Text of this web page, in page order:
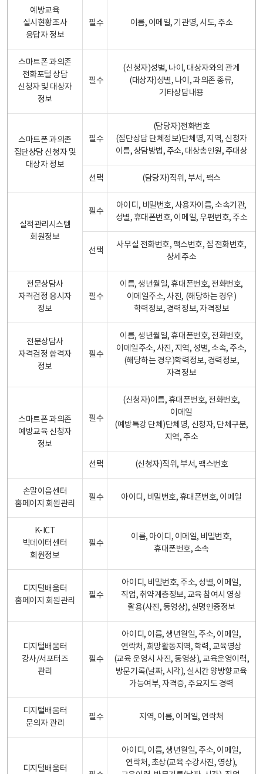
예방교육
실시현황조사
응답자 정보
필수 이름, 이메일, 기관명, 시도, 주소
스마트폰 과의존
전화포털 상담
신청자 및 대상자
정보
필수
(신청자)성별, 나이, 대상자와의 관계
(대상자)성별, 나이, 과의존 종류,
기타상담내용
스마트폰 과의존
집단상담 신청자 및
대상자 정보
필수
(담당자)전화번호
(집단상담 단체정보)단체명, 지역, 신청자
이름, 상담방법, 주소, 대상총인원, 주대상
선택 (담당자)직위, 부서, 팩스
실적관리시스템
회원정보
필수
아이디, 비밀번호, 사용자이름, 소속기관,
성별, 휴대폰번호, 이메일, 우편번호, 주소
선택
사무실 전화번호, 팩스번호, 집 전화번호,
상세주소
전문상담사
자격검정 응시자
정보
필수
이름, 생년월일, 휴대폰번호, 전화번호,
이메일주소, 사진, (해당하는 경우)
학력정보, 경력정보, 자격정보
전문상담사
자격검정 합격자
정보
필수
이름, 생년월일, 휴대폰번호, 전화번호,
이메일주소, 사진, 지역, 성별, 소속, 주소,
(해당하는 경우)학력정보, 경력정보,
자격정보
스마트폰 과의존
예방교육 신청자
정보
필수
(신청자)이름, 휴대폰번호, 전화번호,
이메일
(예방특강 단체)단체명, 신청자, 단체구분,
지역, 주소
선택 (신청자)직위, 부서, 팩스번호
손말이음센터
홈페이지 회원관리
필수 아이디, 비밀번호, 휴대폰번호, 이메일
K-ICT
빅데이터센터
회원정보
필수
이름, 아이디, 이메일, 비밀번호,
휴대폰번호, 소속
디지털배움터
홈페이지 회원관리
필수
아이디, 비밀번호, 주소, 성별, 이메일,
직업, 취약계층정보, 교육 참여시 영상
촬용(사진, 동영상), 실명인증정보
디지털배움터
강사/서포터즈
관리
필수
아이디, 이름, 생년월일, 주소, 이메일,
연락처, 희망활동지역, 학력, 교육영상
(교육 운영시 사진, 동영상), 교육운영이력,
방문기록(날짜, 시각), 실시간 양방향교육
가능여부, 자격증, 주요지도 경력
디지털배움터
문의자 관리
필수 지역, 이름, 이메일, 연락처
디지털배움터
아이디, 이름, 생년월일, 주소, 이메일,
연락처, 초상(교육 수강사진, 영상),